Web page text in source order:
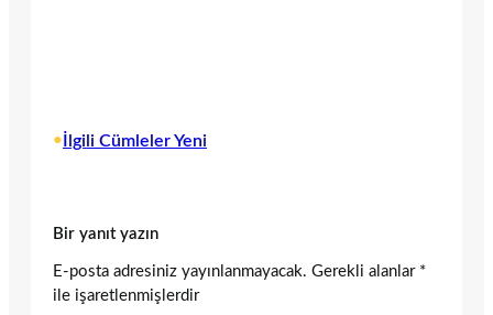
• İlgili Cümleler Yeni
Bir yanıt yazın
E-posta adresiniz yayınlanmayacak. Gerekli alanlar *
ile işaretlenmişlerdir